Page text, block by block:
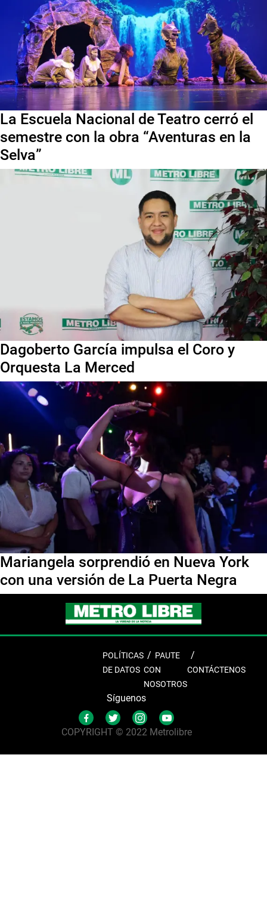
La Escuela Nacional de Teatro cerró el
semestre con la obra “Aventuras en la
Selva”
Dagoberto García impulsa el Coro y
Orquesta La Merced
Mariangela sorprendió en Nueva York
con una versión de La Puerta Negra
POLÍTICAS
DE DATOS
PAUTE
CON
NOSOTROS
CONTÁCTENOS
Síguenos
COPYRIGHT © 2022 Metrolibre